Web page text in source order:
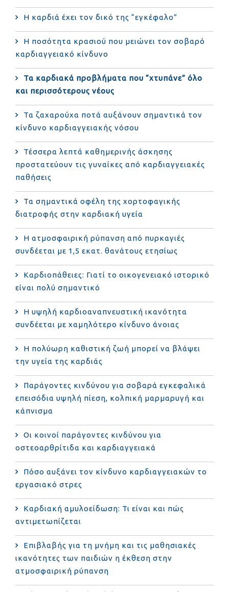
Η καρδιά έχει τον δικό της “εγκέφαλο”
Η ποσότητα κρασιού που μειώνει τον σοβαρό
καρδιαγγειακό κίνδυνο
Τα καρδιακά προβλήματα που “χτυπάνε” όλο
και περισσότερους νέους
Τα ζαχαρούχα ποτά αυξάνουν σημαντικά τον
κίνδυνο καρδιαγγειακής νόσου
Τέσσερα λεπτά καθημερινής άσκησης
προστατεύουν τις γυναίκες από καρδιαγγειακές
παθήσεις
Τα σημαντικά οφέλη της χορτοφαγικής
διατροφής στην καρδιακή υγεία
Η ατμοσφαιρική ρύπανση από πυρκαγιές
συνδέεται με 1,5 εκατ. θανάτους ετησίως
Καρδιοπάθειες: Γιατί το οικογενειακό ιστορικό
είναι πολύ σημαντικό
Η υψηλή καρδιοαναπνευστική ικανότητα
συνδέεται με χαμηλότερο κίνδυνο άνοιας
Η πολύωρη καθιστική ζωή μπορεί να βλάψει
την υγεία της καρδιάς
Παράγοντες κινδύνου για σοβαρά εγκεφαλικά
επεισόδια υψηλή πίεση, κολπική μαρμαρυγή και
κάπνισμα
Οι κοινοί παράγοντες κινδύνου για
οστεοαρθρίτιδα και καρδιαγγειακά
Πόσο αυξάνει τον κίνδυνο καρδιαγγειακών το
εργασιακό στρες
Καρδιακή αμυλοείδωση: Τι είναι και πώς
αντιμετωπίζεται
Επιβλαβής για τη μνήμη και τις μαθησιακές
ικανότητες των παιδιών η έκθεση στην
ατμοσφαιρική ρύπανση